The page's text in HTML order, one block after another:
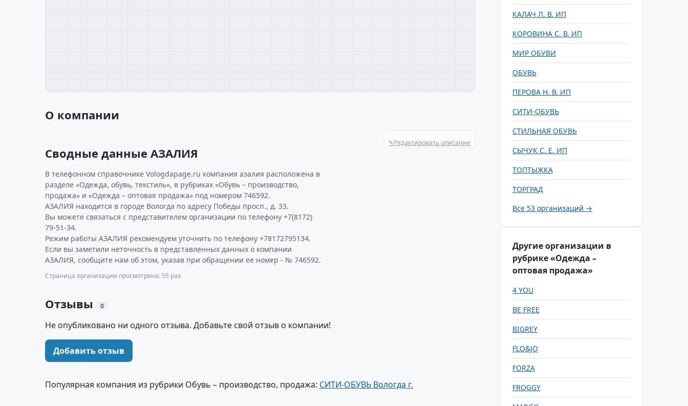
О компании
✎Редактировать описание
Сводные данные АЗАЛИЯ
В телефонном справочнике Vologdapage.ru компания азалия расположена в
разделе «Одежда, обувь, текстиль», в рубриках «Обувь – производство,
продажа» и «Одежда – оптовая продажа» под номером 746592.
АЗАЛИЯ находится в городе Вологда по адресу Победы просп., д. 33.
Вы можете связаться с представителем организации по телефону +7(8172)
79-51-34.
Режим работы АЗАЛИЯ рекомендуем уточнить по телефону +78172795134.
Если вы заметили неточность в представленных данных о компании
АЗАЛИЯ, сообщите нам об этом, указав при обращении ее номер - № 746592.
Страница организации просмотрена: 55 раз
Отзывы 0
Не опубликовано ни одного отзыва. Добавьте свой отзыв о компании!
Добавить отзыв
Популярная компания из рубрики Обувь – производство, продажа: СИТИ-ОБУВЬ Вологда г.
КАЛАЧ Л. В. ИП
КОРОВИНА С. В. ИП
МИР ОБУВИ
ОБУВЬ
ПЕРОВА Н. В. ИП
СИТИ-ОБУВЬ
СТИЛЬНАЯ ОБУВЬ
СЫЧУК С. Е. ИП
ТОПТЫЖКА
ТОРГРАД
Все 53 организаций →
Другие организации в
рубрике «Одежда –
оптовая продажа»
4 YOU
BE FREE
BIGREY
FLO&JO
FORZA
FROGGY